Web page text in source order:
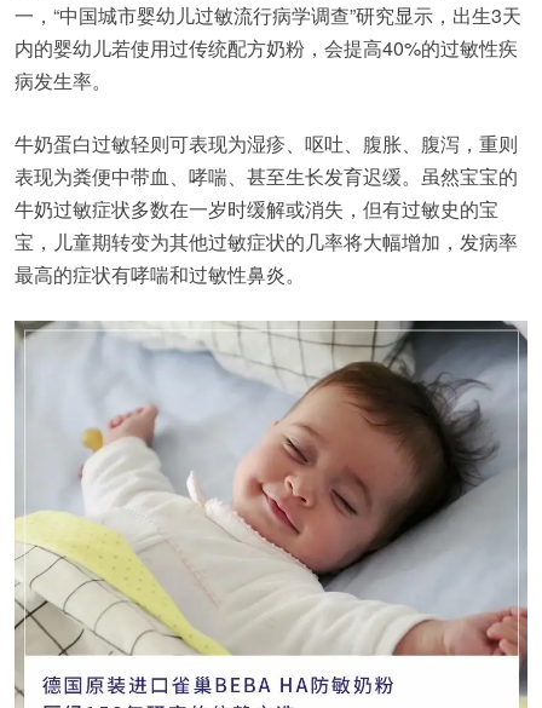
一，“中国城市婴幼儿过敏流行病学调查”研究显示，出生3天
内的婴幼儿若使用过传统配方奶粉，会提高40%的过敏性疾
病发生率。
牛奶蛋白过敏轻则可表现为湿疹、呕吐、腹胀、腹泻，重则
表现为粪便中带血、哮喘、甚至生长发育迟缓。虽然宝宝的
牛奶过敏症状多数在一岁时缓解或消失，但有过敏史的宝
宝，儿童期转变为其他过敏症状的几率将大幅增加，发病率
最高的症状有哮喘和过敏性鼻炎。